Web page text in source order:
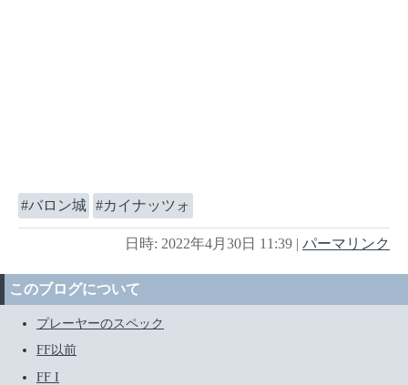
バロン城 カイナッツォ
日時: 2022年4月30日 11:39 | パーマリンク
このブログについて
プレーヤーのスペック
FF以前
FF I